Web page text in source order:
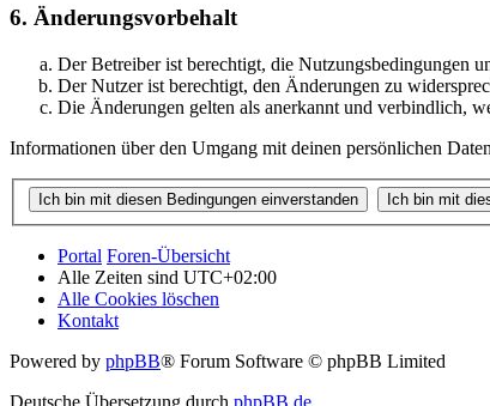
6. Änderungsvorbehalt
Der Betreiber ist berechtigt, die Nutzungsbedingungen
Der Nutzer ist berechtigt, den Änderungen zu
Die Änderungen gelten als anerkannt und verbindlich,
Informationen über den Umgang mit deinen persönlichen
Portal Foren-Übersicht
Alle Zeiten sind UTC+02:00
Alle Cookies löschen
Kontakt
Powered by phpBB® Forum Software © phpBB Limited